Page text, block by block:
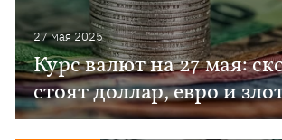
27 мая 2025
Курс валют на 27 мая:
стоят доллар, евро и